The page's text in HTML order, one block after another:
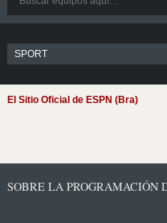
El Sitio Oficial de ESPN (Bra)
SOBRE LA PROGRAMACIÓN